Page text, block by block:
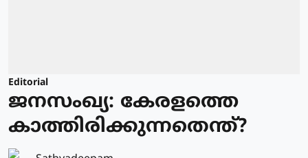
Editorial
ജനസംഖ്യ: കേരളത്തെ
കാത്തിരിക്കുന്നതെന്ത്?